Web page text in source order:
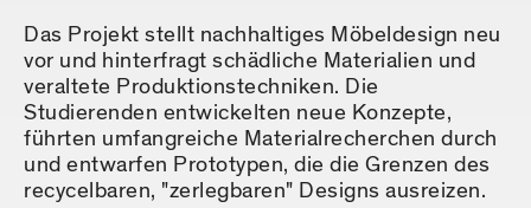
Das Projekt stellt nachhaltiges Möbeldesign neu
vor und hinterfragt schädliche Materialien und
veraltete Produktionstechniken. Die
Studierenden entwickelten neue Konzepte,
führten umfangreiche Materialrecherchen durch
und entwarfen Prototypen, die die Grenzen des
recycelbaren, "zerlegbaren" Designs ausreizen.